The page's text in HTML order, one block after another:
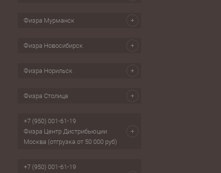
Физра Мурманск
Физра Новосибирск
Физра Норильск
Физра Столица
+7 (950) 001-61-19
Физра Центр Дистрибьюции
Москва (отгрузка от 50 000 руб)
+7 (950) 001-61-19